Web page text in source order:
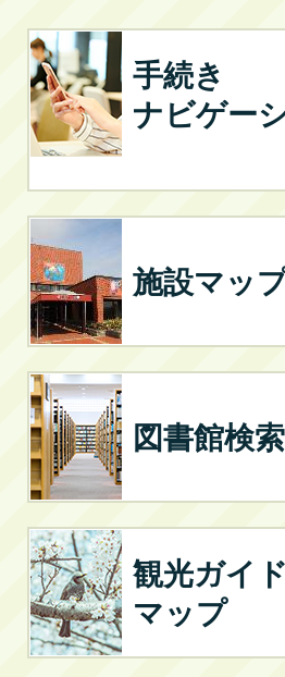
手続き
ナビゲー
施設マッ
図書館検
観光ガイド
マップ